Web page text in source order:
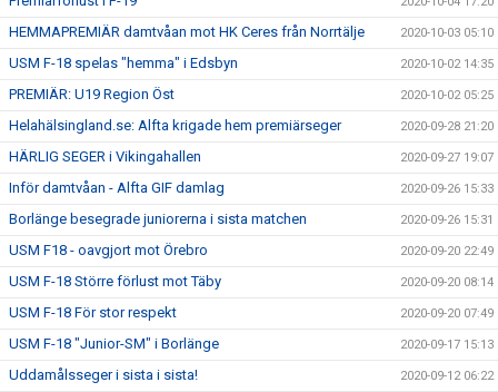
HEMMAPREMIÄR damtvåan mot HK Ceres från Norrtälje 2020-10-03 05:10
USM F-18 spelas "hemma" i Edsbyn 2020-10-02 14:35
PREMIÄR: U19 Region Öst 2020-10-02 05:25
Helahälsingland.se: Alfta krigade hem premiärseger 2020-09-28 21:20
HÄRLIG SEGER i Vikingahallen 2020-09-27 19:07
Inför damtvåan - Alfta GIF damlag 2020-09-26 15:33
Borlänge besegrade juniorerna i sista matchen 2020-09-26 15:31
USM F18 - oavgjort mot Örebro 2020-09-20 22:49
USM F-18 Större förlust mot Täby 2020-09-20 08:14
USM F-18 För stor respekt 2020-09-20 07:49
USM F-18 "Junior-SM" i Borlänge 2020-09-17 15:13
Uddamålsseger i sista i sista! 2020-09-12 06:22